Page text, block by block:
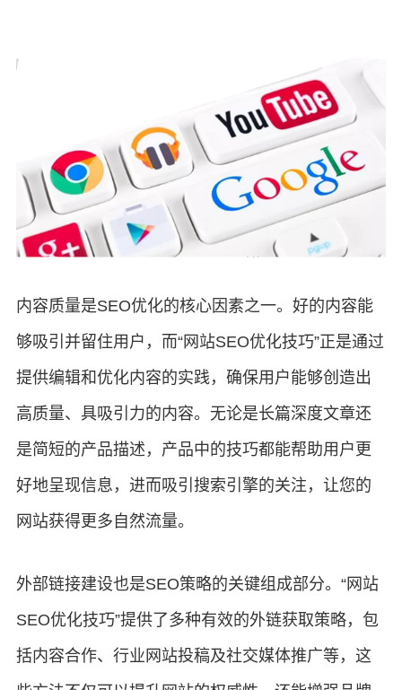
内容质量是SEO优化的核心因素之一。好的内容能
够吸引并留住用户，而“网站SEO优化技巧”正是通过
提供编辑和优化内容的实践，确保用户能够创造出
高质量、具吸引力的内容。无论是长篇深度文章还
是简短的产品描述，产品中的技巧都能帮助用户更
好地呈现信息，进而吸引搜索引擎的关注，让您的
网站获得更多自然流量。
外部链接建设也是SEO策略的关键组成部分。“网站
SEO优化技巧”提供了多种有效的外链获取策略，包
括内容合作、行业网站投稿及社交媒体推广等，这